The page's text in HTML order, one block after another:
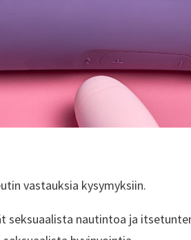
vastauksia kysymyksiin.
nautintoa ja